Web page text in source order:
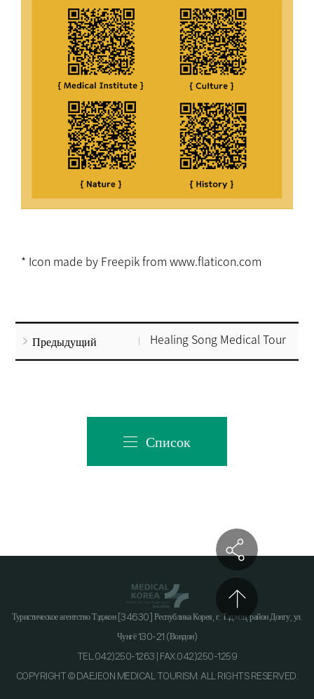
* Icon made by Freepik from www.flaticon.com
Предыдущий Healing Song Medical Tour
Список
Туристическое агентство Тэджон [34630] Республика Корея, г. Тэджон, район Донгу, ул.
Чунгё 130-21 (Вондон)
TEL.042)250-1263 | FAX.042)250-1259
COPYRIGHT © DAEJEON MEDICAL TOURISM. ALL RIGHTS RESERVED.